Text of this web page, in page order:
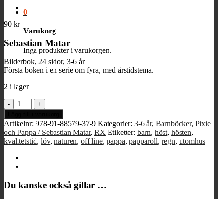
0
Varukorg
Inga produkter i varukorgen.
90 kr
Sebastian Matar
Bilderbok, 24 sidor, 3-6 år
Första boken i en serie om fyra, med årstidstema.
2 i lager
Pixie
och
Pappa
-
På
höstpromenad
mängd
Artikelnr: 978-91-88579-37-9 Kategorier: 3-6 år, Barnböcker, Pixie
och Pappa / Sebastian Matar, RX Etiketter: barn, höst, hösten,
kvalitetstid, löv, naturen, off line, pappa, papparoll, regn, utomhus
Du kanske också gillar …